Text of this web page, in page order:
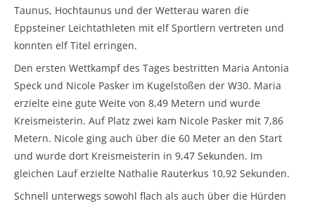
Taunus, Hochtaunus und der Wetterau waren die
Eppsteiner Leichtathleten mit elf Sportlern vertreten und
konnten elf Titel erringen.
Den ersten Wettkampf des Tages bestritten Maria Antonia
Speck und Nicole Pasker im Kugelstoßen der W30. Maria
erzielte eine gute Weite von 8,49 Metern und wurde
Kreismeisterin. Auf Platz zwei kam Nicole Pasker mit 7,86
Metern. Nicole ging auch über die 60 Meter an den Start
und wurde dort Kreismeisterin in 9,47 Sekunden. Im
gleichen Lauf erzielte Nathalie Rauterkus 10,92 Sekunden.
Schnell unterwegs sowohl flach als auch über die Hürden